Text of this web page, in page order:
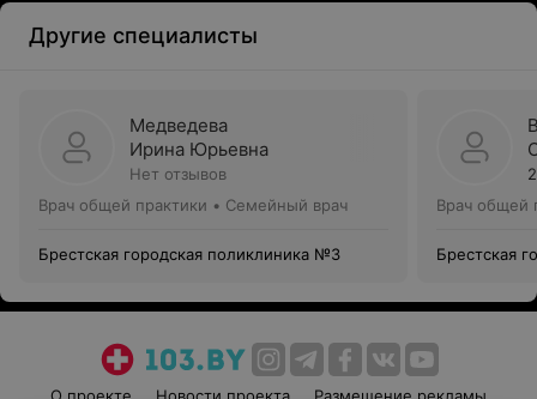
Другие специалисты
Медведева
Ирина Юрьевна
Нет отзывов
Врач общей практики • Семейный врач
Брестская городская поликлиника №3
Врач общей
Брестская